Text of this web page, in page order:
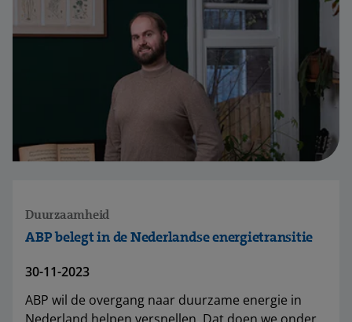
ABP belegt in de Nederlandse energietransitie
Duurzaamheid
30-11-2023
ABP wil de overgang naar duurzame energie in